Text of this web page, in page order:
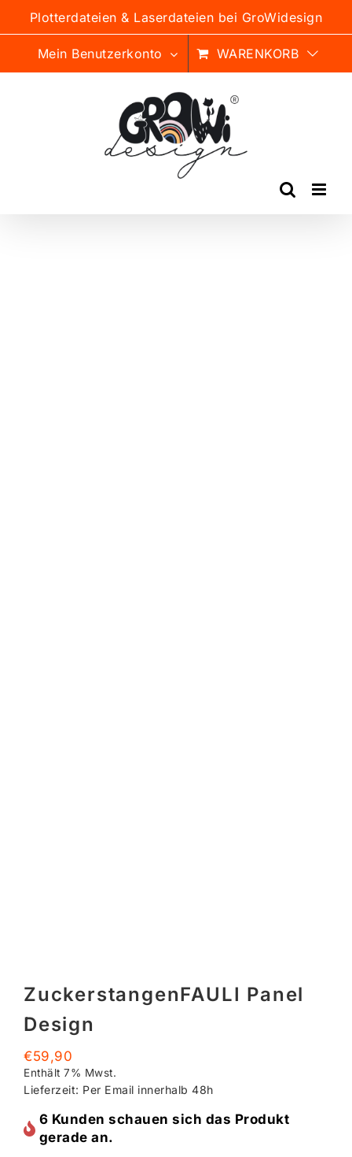
Inhalt
Plotterdateien & Laserdateien bei GroWidesign
Mein Benutzerkonto WARENKORB
ZuckerstangenFAULI Panel
Design
€59,90
Enthält 7% Mwst.
Lieferzeit: Per Email innerhalb 48h
6 Kunden schauen sich das Produkt
gerade an.